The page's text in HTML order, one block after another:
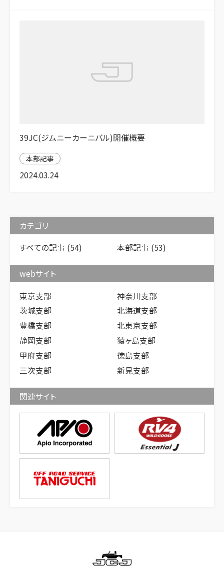
39JC(ジムニーカーニバル)開催概要
本部記事
2024.03.24
カテゴリ
すべての記事 (54) 本部記事 (53)
webサイト
東京支部
神奈川支部
茨城支部
北海道支部
豊橋支部
北東京支部
静岡支部
猿ヶ島支部
甲府支部
徳島支部
三次支部
新見支部
関連サイト